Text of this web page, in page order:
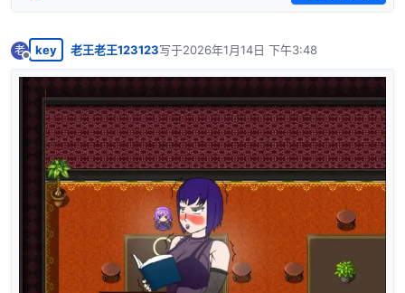
老
离线
key 老王老王123123写于2026年1月14日 下午3:48
最后由 编辑